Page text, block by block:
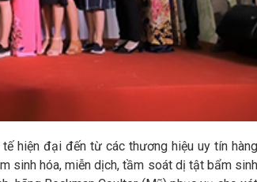
hiện đại đến từ các thương hiệu uy tín hàng
sinh hóa, miễn dịch, tầm soát dị tật bẩm sinh